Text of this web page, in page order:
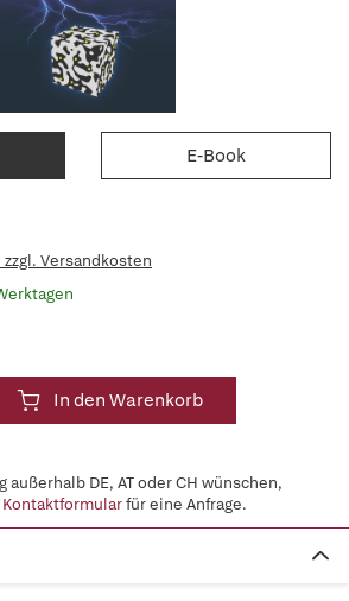
E-Book
Versandkosten
In den Warenkorb
außerhalb DE, AT oder CH wünschen,
Kontaktformularfür eine Anfrage.